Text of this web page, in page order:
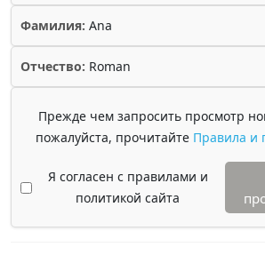
Фамилия: Ana
Отчество: Roman
Прежде чем запросить просмотр
пожалуйста, прочитайте Правила и
Я согласен с правилами и
политикой сайта